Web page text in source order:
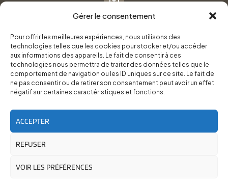
Gérer le consentement
Pour offrir les meilleures expériences, nous utilisons des
technologies telles que les cookies pour stocker et/ou accéder
aux informations des appareils. Le fait de consentir à ces
technologies nous permettra de traiter des données telles que le
comportement de navigation ou les ID uniques sur ce site. Le fait de
ne pas consentir ou de retirer son consentement peut avoir un effet
négatif sur certaines caractéristiques et fonctions.
ACCEPTER
REFUSER
VOIR LES PRÉFÉRENCES
Formulaire de contact
Pneus Services Loisirs - Garage Point S - 28 Bd Denfert
Rochereau, 38500 Voiron
RoadTrip Équipement/Pneus Services Loisirs - 2026